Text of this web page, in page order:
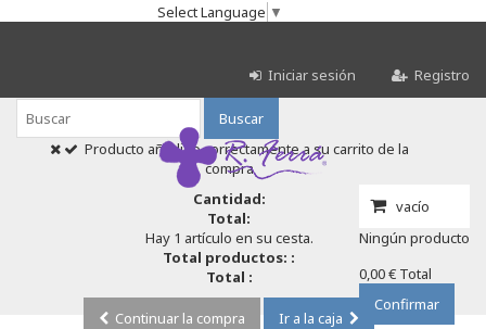
Select Language ▼
Iniciar sesión Registro
Buscar
vacío
Ningún producto
0,00 € Total
Confirmar
Producto añadido correctamente a su carrito de la
compra
Cantidad:
Total:
Hay 1 artículo en su cesta.
Total productos: :
Total :
Continuar la compra
Ir a la caja